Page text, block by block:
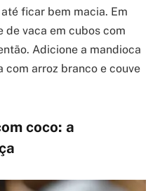
ficar bem macia. Em
de vaca em cubos com
Adicione a mandioca
com arroz branco e couve
coco: a